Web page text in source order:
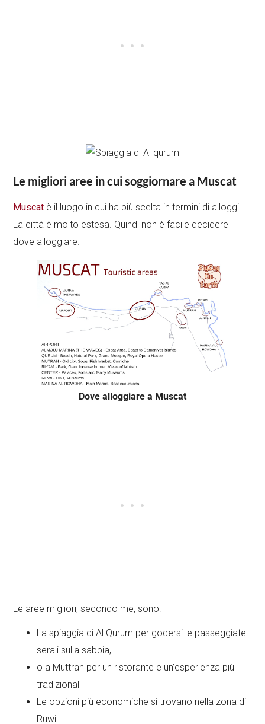
Le migliori aree in cui soggiornare a Muscat
Muscat è il luogo in cui ha più scelta in termini di alloggi.
La città è molto estesa. Quindi non è facile decidere
dove alloggiare.
Dove alloggiare a Muscat
Le aree migliori, secondo me, sono:
La spiaggia di Al Qurum per godersi le passeggiate
serali sulla sabbia,
o a Muttrah per un ristorante e un’esperienza più
tradizionali
Le opzioni più economiche si trovano nella zona di
Ruwi.